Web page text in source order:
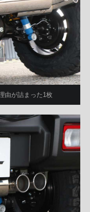
由が詰まった1枚